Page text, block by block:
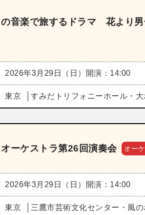
音楽で旅するドラマ 花より男
2026年3月29日（日） 開演：14:00
東京 すみだトリフォニーホール・
ーケストラ第26回演奏会 オー
2026年3月29日（日） 開演：14:00
東京 三鷹市芸術文化センター・風